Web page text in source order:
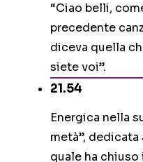
“Ciao belli,
precedente
diceva quella
siete voi”.
21.54
Energica nella
metà”, dedicata
quale ha chiuso